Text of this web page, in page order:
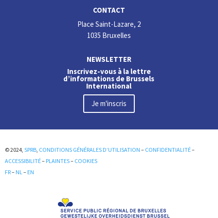
CONTACT
Place Saint-Lazare, 2
1035 Bruxelles
NEWSLETTER
Inscrivez-vous à la lettre
d’informations de Brussels
International
Je m'inscris
© 2024, SPRB, CONDITIONS GÉNÉRALES D’UTILISATION – CONFIDENTIALITÉ–
ACCESSIBILITÉ– PLAINTES– COOKIES
FR– NL– EN